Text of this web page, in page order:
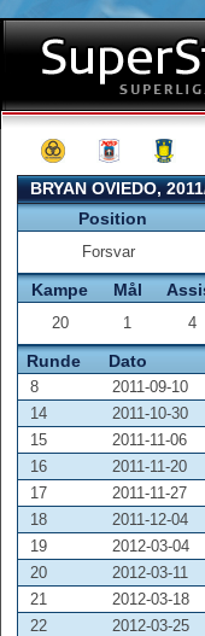
BRYAN OVIEDO,
Position
Forsvar
Kampe Mål
20 1 4
Runde Dato
8 2011-09-10
14
2011-10-30
15
2011-11-06
16
2011-11-20
17
2011-11-27
18
2011-12-04
19
2012-03-04
20
2012-03-11
21
2012-03-18
22
2012-03-25